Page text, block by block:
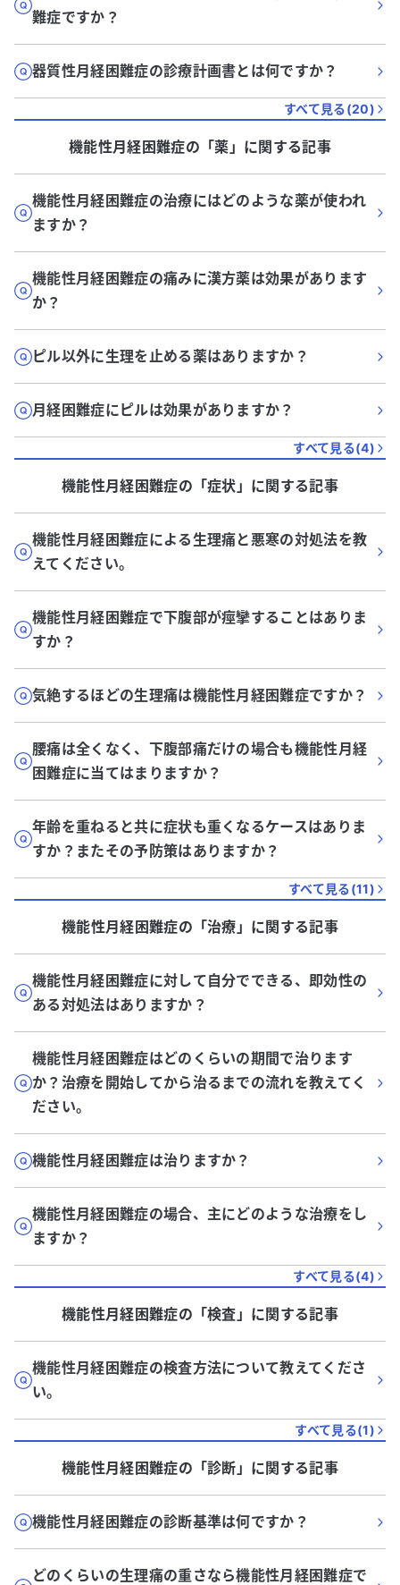
難症ですか？
器質性月経困難症の診療計画書とは何ですか？
すべて見る(20)
機能性月経困難症の「薬 」に関する記事
機能性月経困難症の治療にはどのような薬が使われ
ますか？
機能性月経困難症の痛みに漢方薬は効果があります
か？
ピル以外に生理を止める薬はありますか？
月経困難症にピルは効果がありますか？
すべて見る(4)
機能性月経困難症の「症状 」に関する記事
機能性月経困難症による生理痛と悪寒の対処法を教
えてください。
機能性月経困難症で下腹部が痙攣することはありま
すか？
気絶するほどの生理痛は機能性月経困難症ですか？
腰痛は全くなく、下腹部痛だけの場合も機能性月経
困難症に当てはまりますか？
年齢を重ねると共に症状も重くなるケースはありま
すか？またその予防策はありますか？
すべて見る(11)
機能性月経困難症の「治療 」に関する記事
機能性月経困難症に対して自分でできる、即効性の
ある対処法はありますか？
機能性月経困難症はどのくらいの期間で治ります
か？治療を開始してから治るまでの流れを教えてく
ださい。
機能性月経困難症は治りますか？
機能性月経困難症の場合、主にどのような治療をし
ますか？
すべて見る(4)
機能性月経困難症の「検査 」に関する記事
機能性月経困難症の検査方法について教えてくださ
い。
すべて見る(1)
機能性月経困難症の「診断 」に関する記事
機能性月経困難症の診断基準は何ですか？
どのくらいの生理痛の重さなら機能性月経困難症で